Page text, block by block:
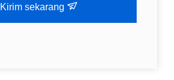
Kirim sekarang